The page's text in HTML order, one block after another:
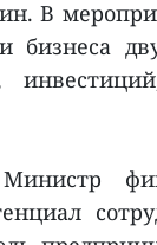
В
бизнеса